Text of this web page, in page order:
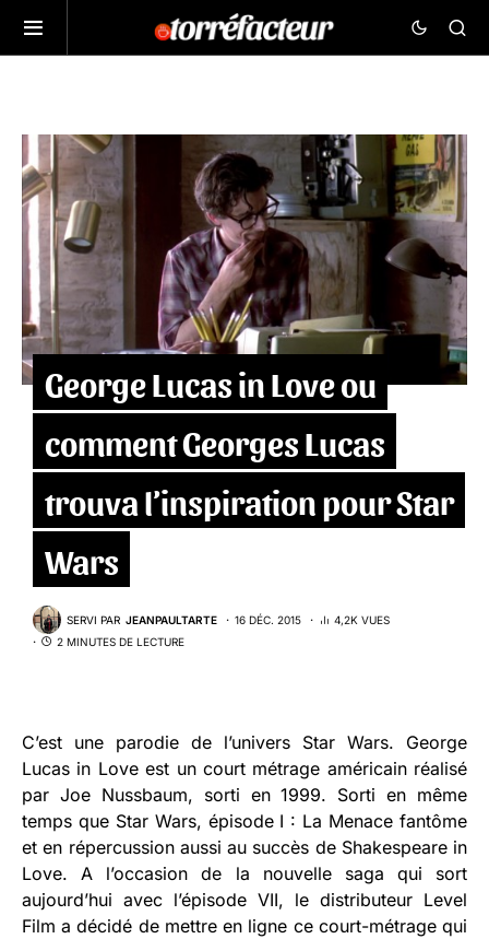
George Lucas in Love ou
comment Georges Lucas
trouva l’inspiration pour Star
Wars
SERVI PAR JEANPAULTARTE 16 DÉC. 2015
4,2K VUES
2 MINUTES DE LECTURE
C’est une parodie de l’univers Star Wars. George
Lucas in Love est un court métrage américain réalisé
par Joe Nussbaum, sorti en 1999. Sorti en même
temps que Star Wars, épisode I : La Menace fantôme
et en répercussion aussi au succès de Shakespeare in
Love. A l’occasion de la nouvelle saga qui sort
aujourd’hui avec l’épisode VII, le distributeur Level
Film a décidé de mettre en ligne ce court-métrage qui